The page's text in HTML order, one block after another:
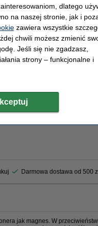
7.500 stron
5.500stron
5.500stron
1299 zł, czyli oszczędzasz17 zł!!!
stron
Darmowa dostawa od 500
jak magnes. W
dlatego
na naszej stronie, jak i
zawiera wszystkie
chwili możesz zmienić
Jeśli się nie zgadzasz,
strony – funkcjonalne i